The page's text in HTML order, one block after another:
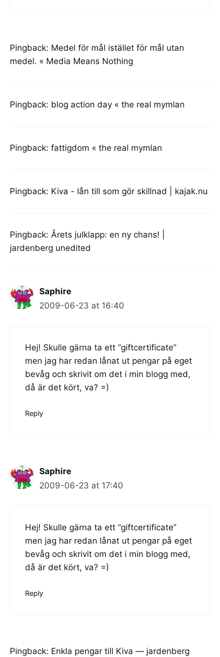
Pingback: Medel för mål istället för mål utan
medel. « Media Means Nothing
Pingback: blog action day « the real mymlan
Pingback: fattigdom « the real mymlan
Pingback: Kiva - lån till som gör skillnad | kajak.nu
Pingback: Årets julklapp: en ny chans! |
jardenberg unedited
Saphire
2009-06-23 at 16:40
Hej! Skulle gärna ta ett “giftcertificate”
men jag har redan lånat ut pengar på eget
bevåg och skrivit om det i min blogg med,
då är det kört, va? =)
Reply
Saphire
2009-06-23 at 17:40
Hej! Skulle gärna ta ett “giftcertificate”
men jag har redan lånat ut pengar på eget
bevåg och skrivit om det i min blogg med,
då är det kört, va? =)
Reply
Pingback: Enkla pengar till Kiva — jardenberg